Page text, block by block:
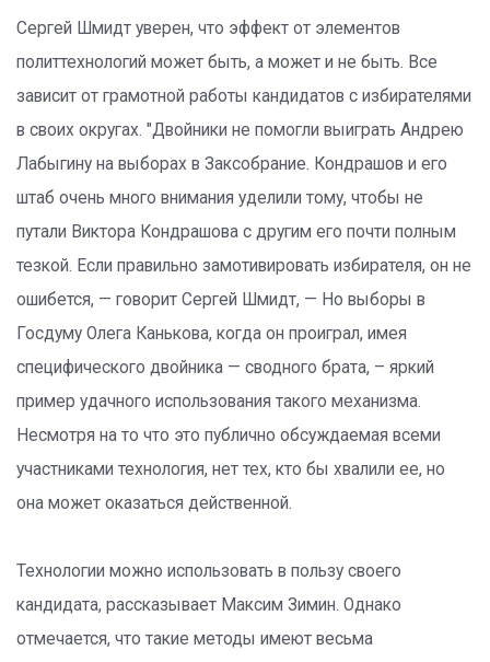
Сергей Шмидт уверен, что эффект от элементов
политтехнологий может быть, а может и не быть. Все
зависит от грамотной работы кандидатов с избирателями
в своих округах. "Двойники не помогли выиграть Андрею
Лабыгину на выборах в Заксобрание. Кондрашов и его
штаб очень много внимания уделили тому, чтобы не
путали Виктора Кондрашова с другим его почти полным
тезкой. Если правильно замотивировать избирателя, он не
ошибется, — говорит Сергей Шмидт, — Но выборы в
Госдуму Олега Канькова, когда он проиграл, имея
специфического двойника — сводного брата, – яркий
пример удачного использования такого механизма.
Несмотря на то что это публично обсуждаемая всеми
участниками технология, нет тех, кто бы хвалили ее, но
она может оказаться действенной.
Технологии можно использовать в пользу своего
кандидата, рассказывает Максим Зимин. Однако
отмечается, что такие методы имеют весьма